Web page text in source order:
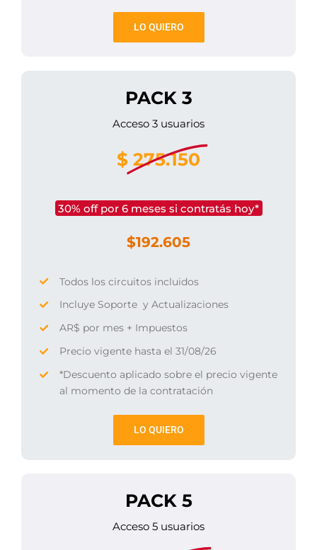
LO QUIERO
PACK 3
Acceso 3 usuarios
$ 275.150
30% off por 6 meses si contratás hoy*
$192.605
Todos los circuitos incluidos
Incluye Soporte y Actualizaciones
AR$ por mes + Impuestos
Precio vigente hasta el 31/08/26
*Descuento aplicado sobre el precio vigente
al momento de la contratación
LO QUIERO
PACK 5
Acceso 5 usuarios